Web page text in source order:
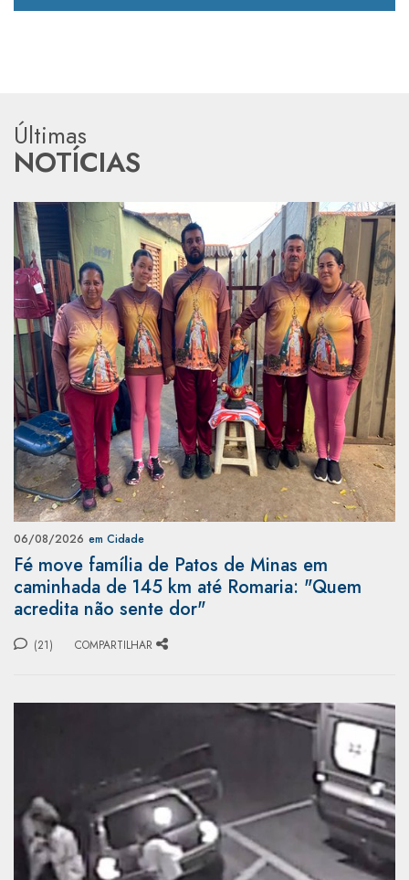
Últimas
NOTÍCIAS
06/08/2026 em Cidade
Fé move família de Patos de Minas em
caminhada de 145 km até Romaria: "Quem
acredita não sente dor"
(21) COMPARTILHAR